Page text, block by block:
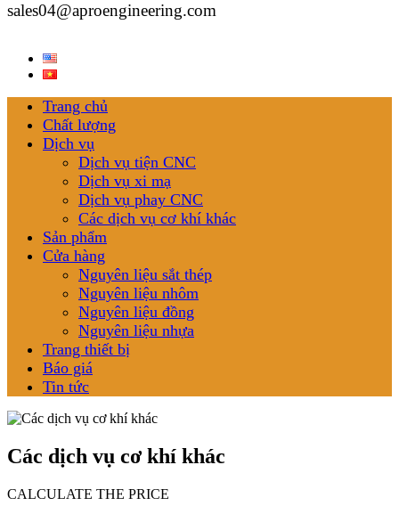
sales04@aproengineering.com
Trang chủ
Chất lượng
Dịch vụ
Dịch vụ tiện CNC
Dịch vụ xi mạ
Dịch vụ phay CNC
Các dịch vụ cơ khí khác
Sản phẩm
Cửa hàng
Nguyên liệu sắt thép
Nguyên liệu nhôm
Nguyên liệu đồng
Nguyên liệu nhựa
Trang thiết bị
Báo giá
Tin tức
Các dịch vụ cơ khí khác
CALCULATE THE PRICE